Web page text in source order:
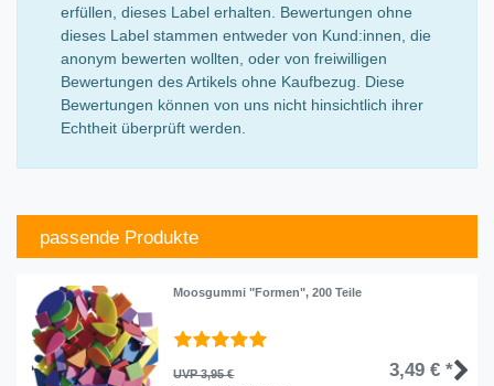
erfüllen, dieses Label erhalten. Bewertungen ohne
dieses Label stammen entweder von Kund:innen, die
anonym bewerten wollten, oder von freiwilligen
Bewertungen des Artikels ohne Kaufbezug. Diese
Bewertungen können von uns nicht hinsichtlich ihrer
Echtheit überprüft werden.
passende Produkte
Moosgummi "Formen", 200 Teile
UVP 3,95 € 3,49 € *